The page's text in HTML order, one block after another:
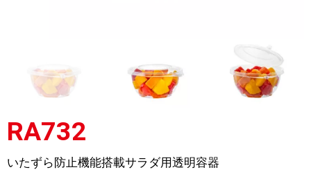
RA732
いたずら防止機能搭載サラダ用透明容器